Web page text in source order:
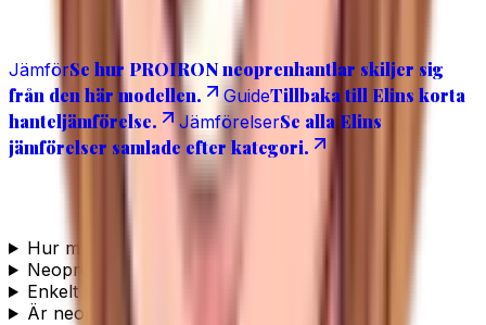
JämförSe hur PROIRON neoprenhantlar skiljer sig
från den här modellen.
GuideTillbaka till Elins korta
hanteljämförelse.
JämförelserSe alla Elins
jämförelser samlade efter kategori.
Vanliga frågor
Hur många kilo ska jag börja med?
Neopren eller gjutjärn — vad är skillnaden?
Enkelt par eller ett helt set med ställning?
Är neoprenhantlar bra för hemmaträning?